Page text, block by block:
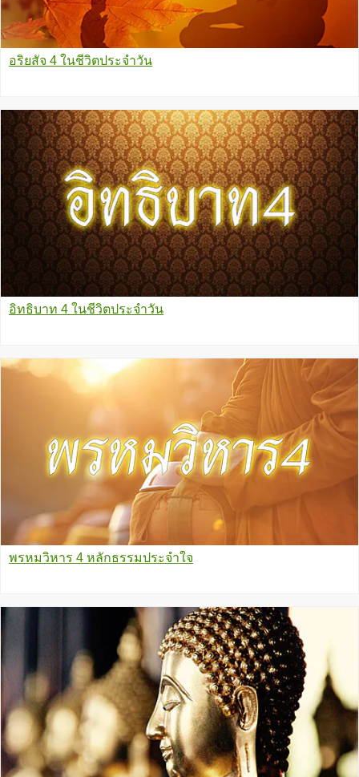
อริยสัจ 4 ในชีวิตประจำวัน
อิทธิบาท 4 ในชีวิตประจำวัน
พรหมวิหาร 4 หลักธรรมประจำใจ